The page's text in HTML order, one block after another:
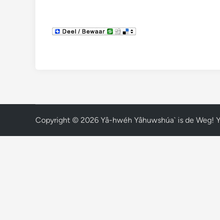
Copyright © 2026 Yâ-hwéh Yâhuwshúa` is de Weg!